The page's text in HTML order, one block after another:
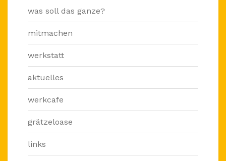
was soll das ganze?
mitmachen
werkstatt
aktuelles
werkcafe
grätzeloase
links